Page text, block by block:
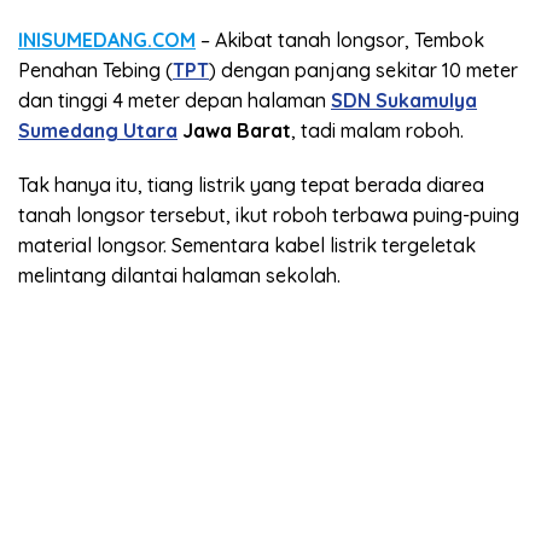
INISUMEDANG.COM – Akibat tanah longsor, Tembok
Penahan Tebing (TPT) dengan panjang sekitar 10 meter
dan tinggi 4 meter depan halaman SDN Sukamulya
Sumedang Utara Jawa Barat, tadi malam roboh.
Tak hanya itu, tiang listrik yang tepat berada diarea
tanah longsor tersebut, ikut roboh terbawa puing-puing
material longsor. Sementara kabel listrik tergeletak
melintang dilantai halaman sekolah.